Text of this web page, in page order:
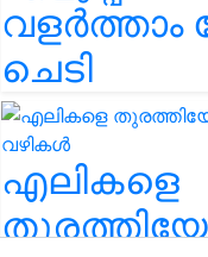
വളർത്താം
ചെടി
എലികളെ